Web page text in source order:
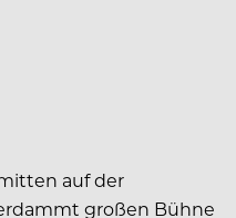
auf der
großen Bühne